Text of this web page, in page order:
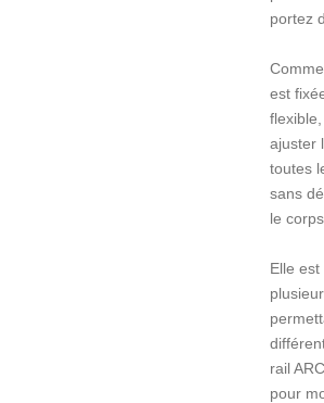
portez
est
ajuster
toutes
sans
le
Elle
rail ARC
pour